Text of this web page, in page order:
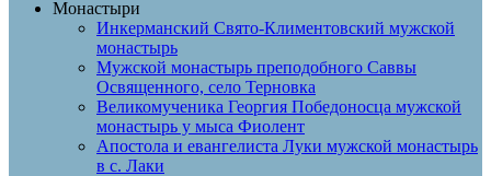
Монастыри
Инкерманский Свято-Климентовский мужской
монастырь
Мужской монастырь преподобного Саввы
Освященного, село Терновка
Великомученика Георгия Победоносца мужской
монастырь у мыса Фиолент
Апостола и евангелиста Луки мужской монастырь
в с. Лаки